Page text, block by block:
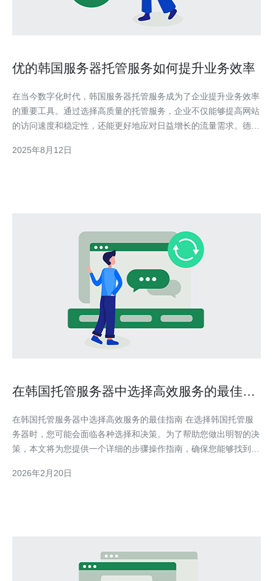
优的韩国服务器托管服务如何提升业务效率
在当今数字化时代，韩国服务器托管服务成为了企业提升业务效率
的重要工具。通过选择高质量的托管服务，企业不仅能够提高网站
的访问速度和稳定性，还能更好地应对日益增长的流量需求。德讯
持，帮助企业实现了更高的运营效率和客户满意度。 高效的服务
2025年8月12日
在韩国托管服务器中选择高效服务的最佳指
在韩国托管服务器中选择高效服务的最佳指南 在选择韩国托管服
务器时，您可能会面临各种选择和决策。为了帮助您做出明智的决
策，本文将为您提供一个详细的步骤操作指南，确保您能够找到最
确定您的需求 在选择托管服务器之前，首先要明确您的具体需
2026年2月20日